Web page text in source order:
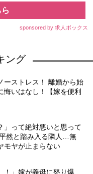
sponsored by 求人ボックス
ング
ーストレス！ 離婚から始
悔いはなし！【嫁を便利
」って絶対悪いと思って
然と踏み入る隣人…無
モヤが止まらない
！」嫁が義母に怒り爆